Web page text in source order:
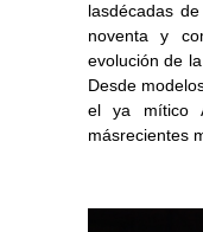
lasdécadas
noventa y
evolución de
Desde
el ya mítico
másrecientes